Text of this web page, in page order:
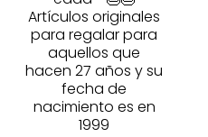
Artículos originales
para regalar para
aquellos que
hacen 27 años y su
fecha de
nacimiento es en
1999